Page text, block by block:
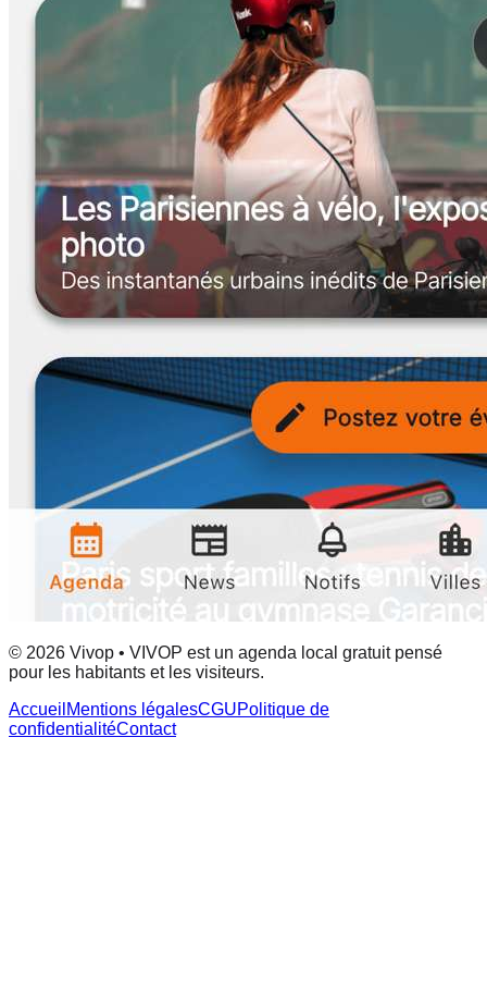
© 2026 Vivop • VIVOP est un agenda local gratuit pensé
pour les habitants et les visiteurs.
Accueil Mentions légalesCGUPolitique de
confidentialitéContact